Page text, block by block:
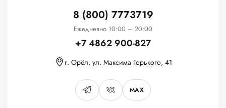
8 (800) 7773719
Ежедневно 10:00 – 20:00
+7 4862 900-827
г. Орёл, ул. Максима Горького, 41
MAX